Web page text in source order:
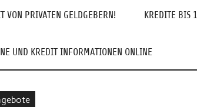
VON PRIVATEN GELDGEBERN! KREDITE BIS
UND KREDIT INFORMATIONEN ONLINE